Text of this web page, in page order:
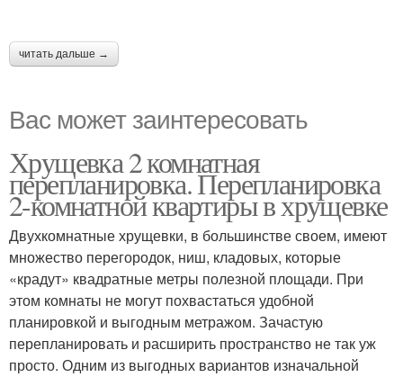
читать дальше →
Вас может заинтересовать
Хрущевка 2 комнатная
перепланировка. Перепланировка
2-комнатной квартиры в хрущевке
Двухкомнатные хрущевки, в большинстве своем, имеют
множество перегородок, ниш, кладовых, которые
«крадут» квадратные метры полезной площади. При
этом комнаты не могут похвастаться удобной
планировкой и выгодным метражом. Зачастую
перепланировать и расширить пространство не так уж
просто. Одним из выгодных вариантов изначальной